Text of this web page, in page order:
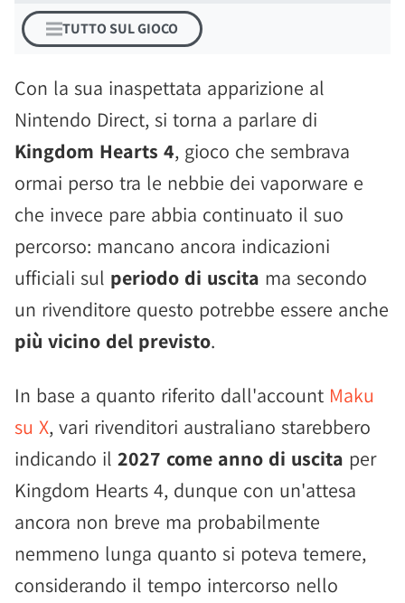
TUTTO SUL GIOCO
Con la sua inaspettata apparizione al
Nintendo Direct, si torna a parlare di
Kingdom Hearts 4, gioco che sembrava
ormai perso tra le nebbie dei vaporware e
che invece pare abbia continuato il suo
percorso: mancano ancora indicazioni
ufficiali sul periodo di uscita ma secondo
un rivenditore questo potrebbe essere anche
più vicino del previsto.
In base a quanto riferito dall'account Maku
su X, vari rivenditori australiano starebbero
indicando il 2027 come anno di uscita per
Kingdom Hearts 4, dunque con un'attesa
ancora non breve ma probabilmente
nemmeno lunga quanto si poteva temere,
considerando il tempo intercorso nello